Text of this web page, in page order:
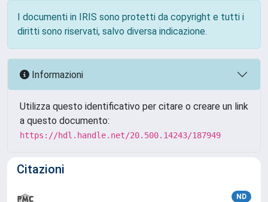
I documenti in IRIS sono protetti da copyright e tutti i
diritti sono riservati, salvo diversa indicazione.
Informazioni
Utilizza questo identificativo per citare o creare un link
a questo documento:
https://hdl.handle.net/20.500.14243/187949
Citazioni
ND